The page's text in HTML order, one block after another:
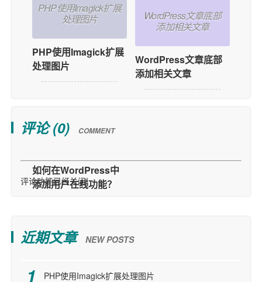
PHP使用Imagick扩展
处理图片
PHP使用Imagick扩展
处理图片
WordPress文章底部
添加相关文章
WordPress文章底部
添加相关文章
评论 (0) COMMENT
评论功能已经关闭!
近期文章 NEW POSTS
PHP使用Imagick扩展处理图片